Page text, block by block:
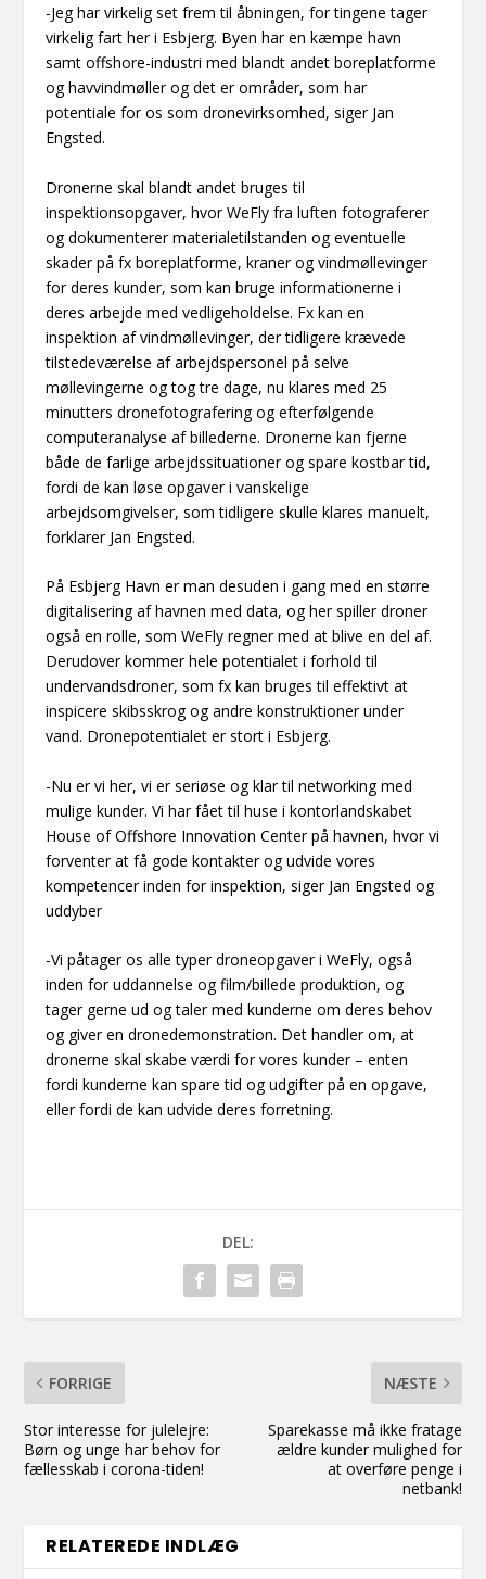
-Jeg har virkelig set frem til åbningen, for tingene tager
virkelig fart her i Esbjerg. Byen har en kæmpe havn
samt offshore-industri med blandt andet boreplatforme
og havvindmøller og det er områder, som har
potentiale for os som dronevirksomhed, siger Jan
Engsted.
Dronerne skal blandt andet bruges til
inspektionsopgaver, hvor WeFly fra luften fotograferer
og dokumenterer materialetilstanden og eventuelle
skader på fx boreplatforme, kraner og vindmøllevinger
for deres kunder, som kan bruge informationerne i
deres arbejde med vedligeholdelse. Fx kan en
inspektion af vindmøllevinger, der tidligere krævede
tilstedeværelse af arbejdspersonel på selve
møllevingerne og tog tre dage, nu klares med 25
minutters dronefotografering og efterfølgende
computeranalyse af billederne. Dronerne kan fjerne
både de farlige arbejdssituationer og spare kostbar tid,
fordi de kan løse opgaver i vanskelige
arbejdsomgivelser, som tidligere skulle klares manuelt,
forklarer Jan Engsted.
På Esbjerg Havn er man desuden i gang med en større
digitalisering af havnen med data, og her spiller droner
også en rolle, som WeFly regner med at blive en del af.
Derudover kommer hele potentialet i forhold til
undervandsdroner, som fx kan bruges til effektivt at
inspicere skibsskrog og andre konstruktioner under
vand. Dronepotentialet er stort i Esbjerg.
-Nu er vi her, vi er seriøse og klar til networking med
mulige kunder. Vi har fået til huse i kontorlandskabet
House of Offshore Innovation Center på havnen, hvor vi
forventer at få gode kontakter og udvide vores
kompetencer inden for inspektion, siger Jan Engsted og
uddyber
-Vi påtager os alle typer droneopgaver i WeFly, også
inden for uddannelse og film/billede produktion, og
tager gerne ud og taler med kunderne om deres behov
og giver en dronedemonstration. Det handler om, at
dronerne skal skabe værdi for vores kunder – enten
fordi kunderne kan spare tid og udgifter på en opgave,
eller fordi de kan udvide deres forretning.
DEL:
FORRIGE
Stor interesse for julelejre:
Børn og unge har behov for
fællesskab i corona-tiden!
NÆSTE
Sparekasse må ikke fratage
ældre kunder mulighed for
at overføre penge i
netbank!
RELATEREDE INDLÆG